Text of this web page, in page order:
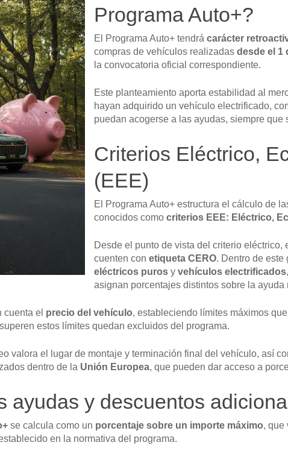
Programa Auto+?
El Programa Auto+ tendrá carácter
compras de vehículos realizadas desde el 1
la convocatoria oficial correspondiente.
Este planteamiento aporta estabilidad al
hayan adquirido un vehículo electrificado,
puedan acogerse a las ayudas, siempre
Criterios Eléctrico,
(EEE)
El Programa Auto+ estructura el cálculo de
conocidos como criterios EEE: Eléctrico,
Desde el punto de vista del criterio
cuenten con etiqueta CERO. Dentro de este
eléctricos puros y vehículos electrificados
asignan porcentajes distintos sobre la ayuda
cuenta el precio del vehículo, estableciendo límites máximos
estos límites quedan excluidos del programa.
valora el lugar de montaje y terminación final del vehículo, así
dentro de la Unión Europea, que pueden dar acceso a
ayudas y descuentos
se calcula como un porcentaje sobre un importe máximo, que
en la normativa del programa.